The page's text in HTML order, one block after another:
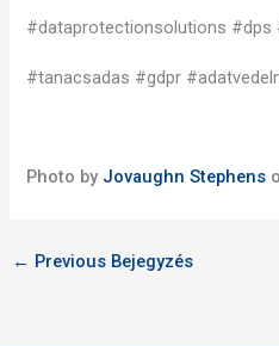
#dataprotectionsolutions #dps
#tanacsadas #gdpr
Photo by Jovaughn Stephens
← Previous Bejegyzés